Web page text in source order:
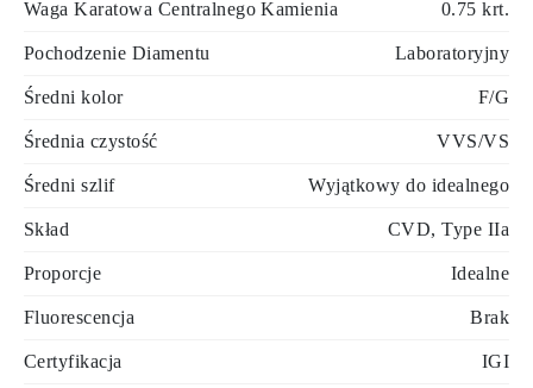
Waga Karatowa Centralnego Kamienia 0.75 krt.
Pochodzenie Diamentu Laboratoryjny
Średni kolor F/G
Średnia czystość VVS/VS
Średni szlif Wyjątkowy do idealnego
Skład CVD, Type IIa
Proporcje Idealne
Fluorescencja Brak
Certyfikacja IGI